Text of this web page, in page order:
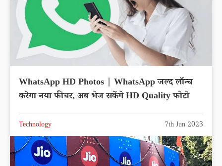
WhatsApp HD Photos | WhatsApp जल्द लॉन्च
करेगा नया फीचर, अब भेज सकेंगे HD Quality फोटो
Technology 7th Jun 2023